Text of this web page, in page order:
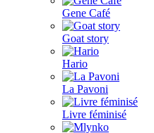
Gene Café
Goat story
Hario
La Pavoni
Livre féminisé